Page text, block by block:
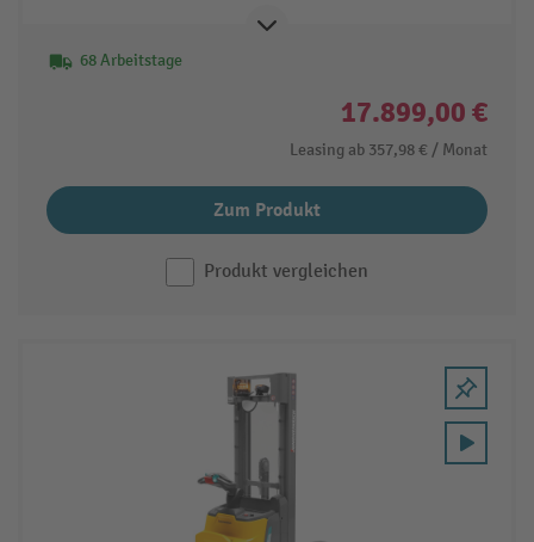
68 Arbeitstage
17.899,00 €
Leasing ab 357,98 € / Monat
Zum Produkt
Produkt vergleichen